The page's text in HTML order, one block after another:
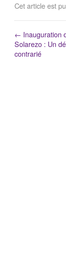
Cet article est
← Inauguration
Solarezo : Un
contrarié